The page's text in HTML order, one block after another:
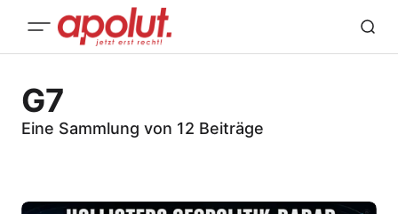
G7
Eine Sammlung von 12 Beiträge